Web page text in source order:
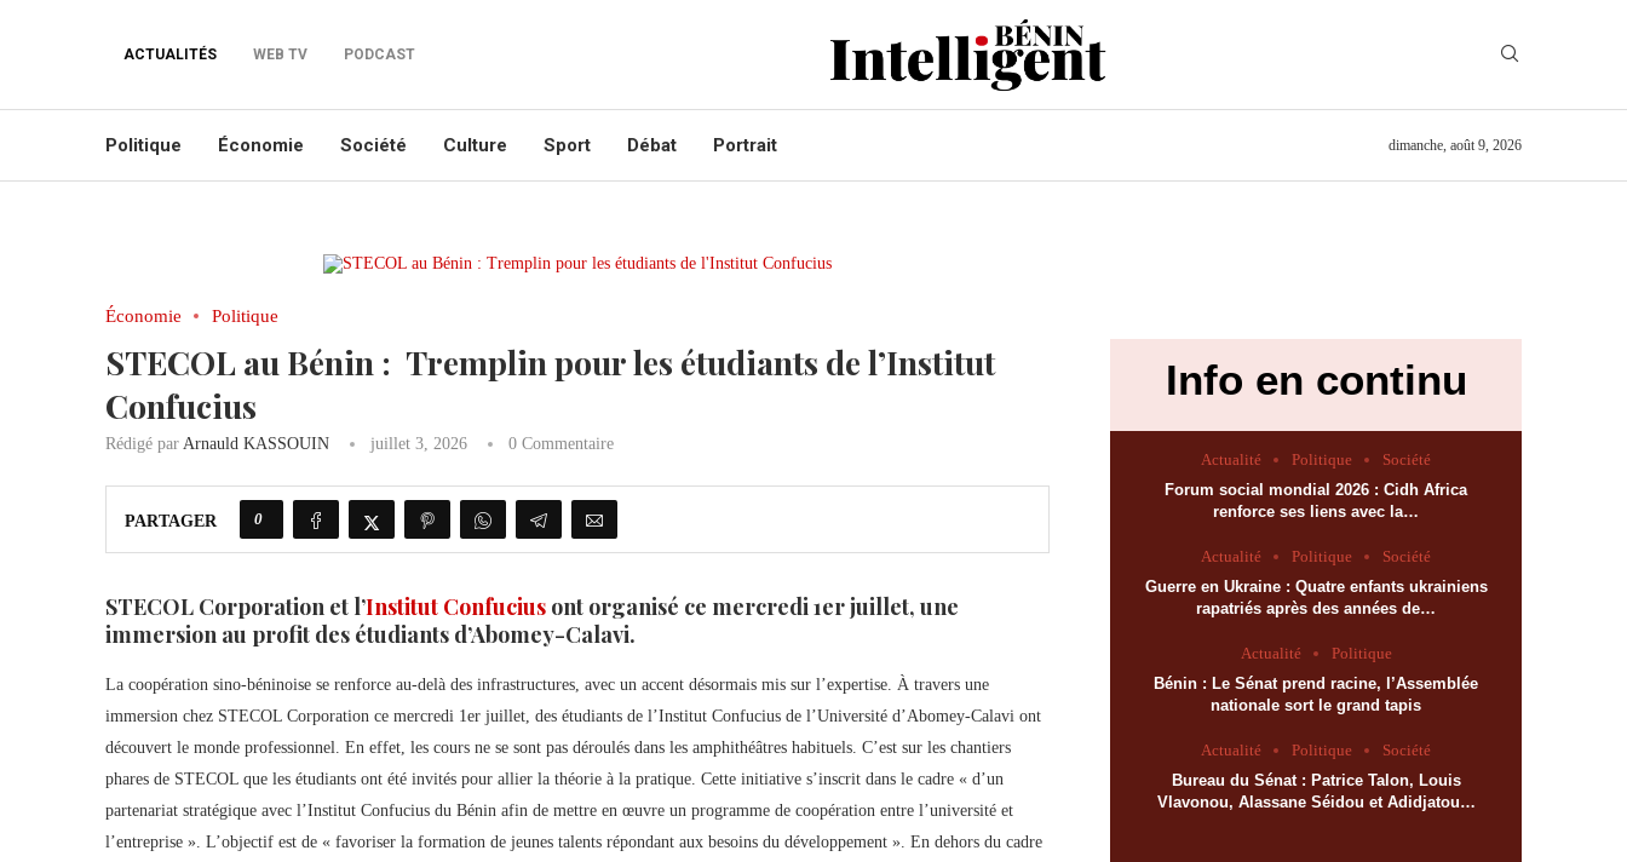
ACTUALITÉS WEB TV PODCAST
Politique Économie Société Culture Sport Débat Portrait dimanche, août 9, 2026
Économie Politique
STECOL au Bénin : Tremplin pour les étudiants de l’Institut
Confucius
Rédigé par Arnauld KASSOUIN juillet 3, 2026 0 Commentaire
PARTAGER 0
STECOL Corporation et l’Institut Confucius ont organisé ce mercredi 1er juillet, une
immersion au profit des étudiants d’Abomey-Calavi.
La coopération sino-béninoise se renforce au-delà des infrastructures, avec un accent désormais mis sur l’expertise. À travers une
immersion chez STECOL Corporation ce mercredi 1er juillet, des étudiants de l’Institut Confucius de l’Université d’Abomey-Calavi ont
découvert le monde professionnel. En effet, les cours ne se sont pas déroulés dans les amphithéâtres habituels. C’est sur les chantiers
phares de STECOL que les étudiants ont été invités pour allier la théorie à la pratique. Cette initiative s’inscrit dans le cadre « d’un
partenariat stratégique avec l’Institut Confucius du Bénin afin de mettre en œuvre un programme de coopération entre l’université et
l’entreprise ». L’objectif est de « favoriser la formation de jeunes talents répondant aux besoins du développement ». En dehors du cadre
Info en continu
Actualité Politique
Société
Forum social mondial 2026 : Cidh Africa
renforce ses liens avec la…
Actualité Politique
Société
Guerre en Ukraine : Quatre enfants ukrainiens
rapatriés après des années de…
Actualité
Politique
Bénin : Le Sénat prend racine, l’Assemblée
nationale sort le grand tapis
Actualité Politique
Société
Bureau du Sénat : Patrice Talon, Louis
Vlavonou, Alassane Séidou et Adidjatou…